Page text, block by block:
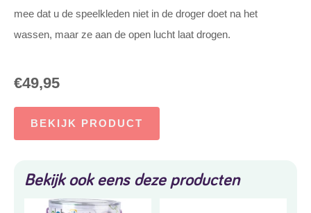
mee dat u de speelkleden niet in de droger doet na het
wassen, maar ze aan de open lucht laat drogen.
€49,95
BEKIJK PRODUCT
Bekijk ook eens deze producten